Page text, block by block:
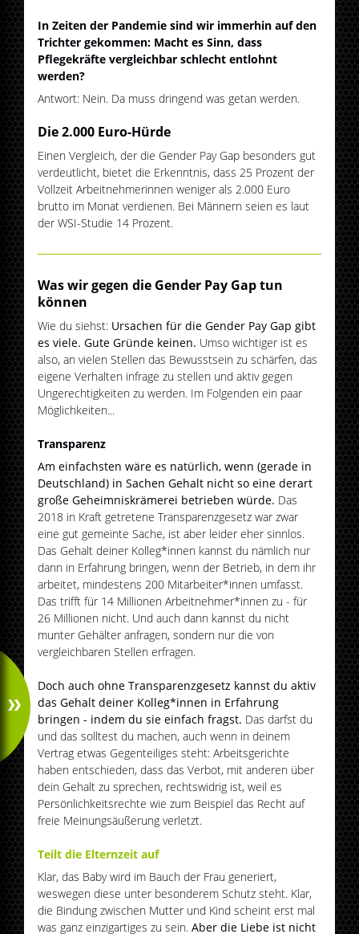
In Zeiten der Pandemie sind wir immerhin auf den
Trichter gekommen: Macht es Sinn, dass
Pflegekräfte vergleichbar schlecht entlohnt
werden?
Antwort: Nein. Da muss dringend was getan werden.
Die 2.000 Euro-Hürde
Einen Vergleich, der die Gender Pay Gap besonders gut
verdeutlicht, bietet die Erkenntnis, dass 25 Prozent der
Vollzeit Arbeitnehmerinnen weniger als 2.000 Euro
brutto im Monat verdienen. Bei Männern seien es laut
der WSI-Studie 14 Prozent.
Was wir gegen die Gender Pay Gap tun
können
Wie du siehst: Ursachen für die Gender Pay Gap gibt
es viele. Gute Gründe keinen. Umso wichtiger ist es
also, an vielen Stellen das Bewusstsein zu schärfen, das
eigene Verhalten infrage zu stellen und aktiv gegen
Ungerechtigkeiten zu werden. Im Folgenden ein paar
Möglichkeiten...
Transparenz
Am einfachsten wäre es natürlich, wenn (gerade in
Deutschland) in Sachen Gehalt nicht so eine derart
große Geheimniskrämerei betrieben würde. Das
2018 in Kraft getretene Transparenzgesetz war zwar
eine gut gemeinte Sache, ist aber leider eher sinnlos.
Das Gehalt deiner Kolleg*innen kannst du nämlich nur
dann in Erfahrung bringen, wenn der Betrieb, in dem ihr
arbeitet, mindestens 200 Mitarbeiter*innen umfasst.
Das trifft für 14 Millionen Arbeitnehmer*innen zu - für
26 Millionen nicht. Und auch dann kannst du nicht
munter Gehälter anfragen, sondern nur die von
vergleichbaren Stellen erfragen.
Doch auch ohne Transparenzgesetz kannst du aktiv
das Gehalt deiner Kolleg*innen in Erfahrung
bringen - indem du sie einfach fragst. Das darfst du
und das solltest du machen, auch wenn in deinem
Vertrag etwas Gegenteiliges steht: Arbeitsgerichte
haben entschieden, dass das Verbot, mit anderen über
dein Gehalt zu sprechen, rechtswidrig ist, weil es
Persönlichkeitsrechte wie zum Beispiel das Recht auf
freie Meinungsäußerung verletzt.
Teilt die Elternzeit auf
Klar, das Baby wird im Bauch der Frau generiert,
weswegen diese unter besonderem Schutz steht. Klar,
die Bindung zwischen Mutter und Kind scheint erst mal
was ganz einzigartiges zu sein.Aber die Liebe ist nicht